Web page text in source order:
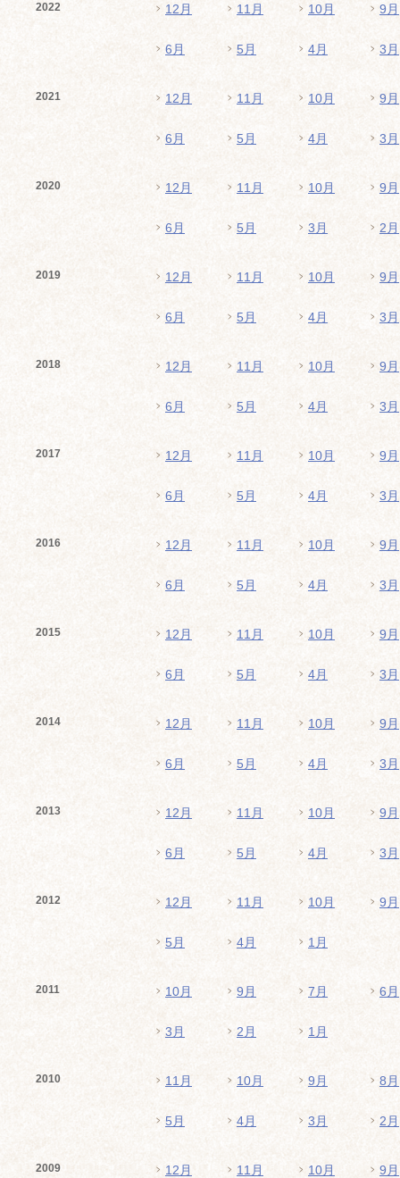
2022 12月 11月 10月 9月
6月 5月 4月 3月
2021 12月 11月 10月 9月
6月 5月 4月 3月
2020 12月 11月 10月 9月
6月 5月 3月 2月
2019 12月 11月 10月 9月
6月 5月 4月 3月
2018 12月 11月 10月 9月
6月 5月 4月 3月
2017 12月 11月 10月 9月
6月 5月 4月 3月
2016 12月 11月 10月 9月
6月 5月 4月 3月
2015 12月 11月 10月 9月
6月 5月 4月 3月
2014 12月 11月 10月 9月
6月 5月 4月 3月
2013 12月 11月 10月 9月
6月 5月 4月 3月
2012 12月 11月 10月 9月
5月 4月 1月
2011 10月 9月 7月 6月
3月 2月 1月
2010 11月 10月 9月 8月
5月 4月 3月 2月
2009 12月 11月 10月 9月